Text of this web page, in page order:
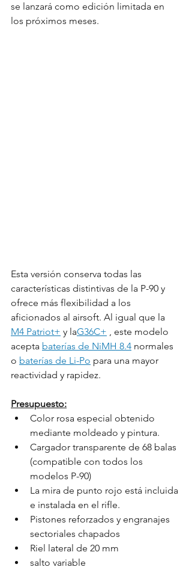
se lanzará como edición limitada en
los próximos meses.
Esta versión conserva todas las
características distintivas de la P-90 y
ofrece más flexibilidad a los
aficionados al airsoft. Al igual que la
M4 Patriot+ y laG36C+ , este modelo
acepta baterías de NiMH 8.4 normales
o baterías de Li-Po para una mayor
reactividad y rapidez.
Presupuesto:
Color rosa especial obtenido
mediante moldeado y pintura.
Cargador transparente de 68 balas
(compatible con todos los
modelos P-90)
La mira de punto rojo está incluida
e instalada en el rifle.
Pistones reforzados y engranajes
sectoriales chapados
Riel lateral de 20 mm
salto variable